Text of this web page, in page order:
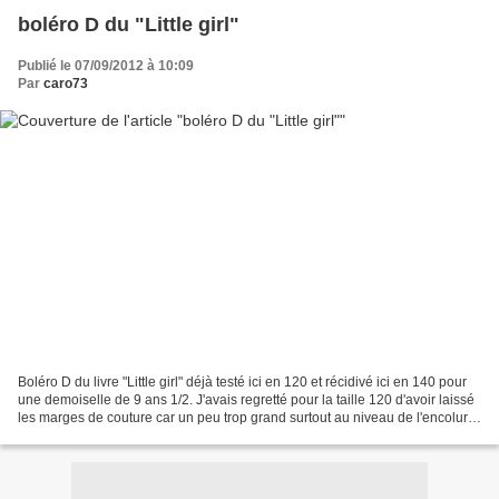
boléro D du "Little girl"
Publié le 07/09/2012 à 10:09
Par caro73
Boléro D du livre "Little girl" déjà testé ici en 120 et récidivé ici en 140 pour
une demoiselle de 9 ans 1/2. J'avais regretté pour la taille 120 d'avoir laissé
les marges de couture car un peu trop grand surtout au niveau de l'encolure